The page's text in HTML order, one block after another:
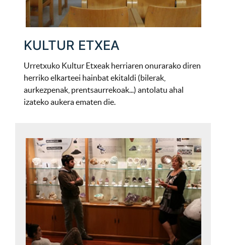
KULTUR ETXEA
Urretxuko Kultur Etxeak herriaren onurarako diren
herriko elkarteei hainbat ekitaldi (bilerak,
aurkezpenak, prentsaurrekoak...) antolatu ahal
izateko aukera ematen die.